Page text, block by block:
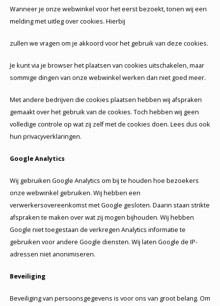
Wanneer je onze webwinkel voor het eerst bezoekt, tonen wij een
melding met uitleg over cookies. Hierbij
zullen we vragen om je akkoord voor het gebruik van deze cookies.
Je kunt via je browser het plaatsen van cookies uitschakelen, maar
sommige dingen van onze webwinkel werken dan niet goed meer.
Met andere bedrijven die cookies plaatsen hebben wij afspraken
gemaakt over het gebruik van de cookies. Toch hebben wij geen
volledige controle op wat zij zelf met de cookies doen. Lees dus ook
hun privacyverklaringen.
Google Analytics
Wij gebruiken Google Analytics om bij te houden hoe bezoekers
onze webwinkel gebruiken. Wij hebben een
verwerkersovereenkomst met Google gesloten. Daarin staan strikte
afspraken te maken over wat zij mogen bijhouden. Wij hebben
Google niet toegestaan de verkregen Analytics informatie te
gebruiken voor andere Google diensten. Wij laten Google de IP-
adressen niet anonimiseren.
Beveiliging
Beveiliging van persoonsgegevens is voor ons van groot belang. Om